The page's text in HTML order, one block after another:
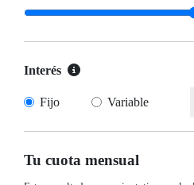
Interés
Fijo Variable
Tu cuota mensual